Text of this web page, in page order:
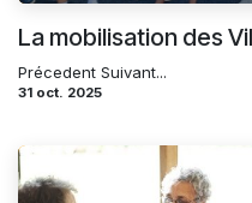
La mobilisation des
Précedent Suivant...
31 oct. 2025